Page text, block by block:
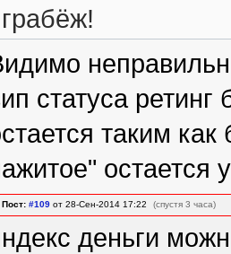
грабёж!
статуса
таким
остается
Пост: #109 от 28-Сен-2014 17:22 (спустя 3 часа)
деньги